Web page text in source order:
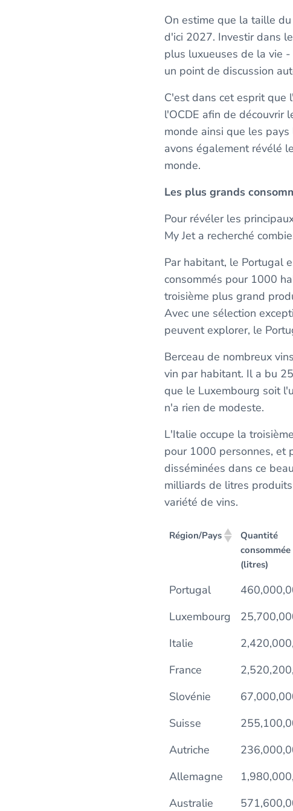
On estime que la taille
d'ici 2027. Investir dans
plus luxueuses de la vie
un point de discussion
C'est dans cet esprit que
l'OCDE afin de découvrir
monde ainsi que les
avons également révélé
monde.
Les plus grands
Pour révéler les
My Jet a recherché
Par habitant, le Portugal
consommés pour 1000
troisième plus grand
Avec une sélection
peuvent explorer, le
Berceau de nombreux
vin par habitant. Il a bu
que le Luxembourg soit
n'a rien de modeste.
L'Italie occupe la
pour 1000 personnes, et
disséminées dans ce
milliards de litres
variété de vins.
Région/Pays
Quantité
consommée
(litres)
Portugal
Luxembourg
Italie
France
Slovénie
Suisse
Autriche
Allemagne
Australie